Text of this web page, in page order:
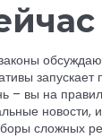
запускает
– вы на
новости,
сложных